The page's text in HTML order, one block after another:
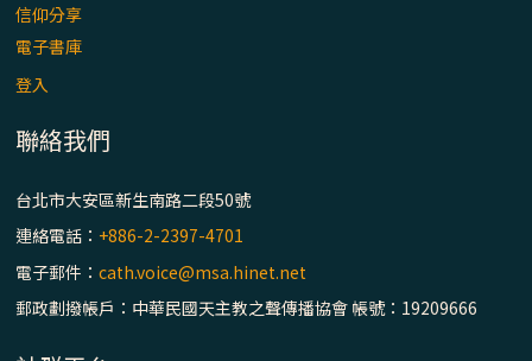
信仰分享
電子書庫
登入
聯絡我們
台北市大安區新生南路二段50號
連絡電話： +886-2-2397-4701
電子郵件：cath.voice@msa.hinet.net
郵政劃撥帳戶：中華民國天主教之聲傳播協會 帳號：19209666